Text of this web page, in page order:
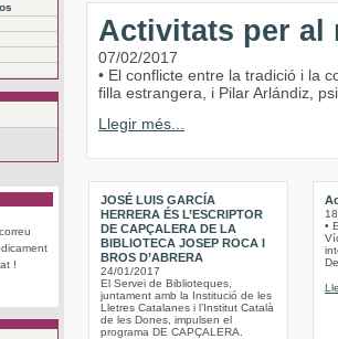
!
Activitats per al
07/02/2017
• El conflicte entre la tradició i la
filla estrangera, i Pilar Arlándiz,
Llegir més...
JOSÉ LUIS GARCÍA
HERRERA ÉS L’ESCRIPTOR
DE CAPÇALERA DE LA
BIBLIOTECA JOSEP ROCA I
BROS D’ABRERA
24/01/2017
El Servei de Biblioteques,
juntament amb la Institució de les
Lletres Catalanes i l’Institut Català
de les Dones, impulsen el
programa DE CAPÇALERA.
•